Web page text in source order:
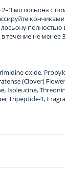
мл лосьона с
кончиками
полностью
не менее
oxide,
(Clover)
Isoleucine,
Tripeptide-1,